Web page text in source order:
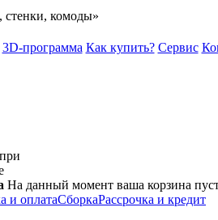
стенки, комоды»
3D-программа Как купить? Сервис
На данный момент ваша корзина
и оплатаСборкаРассрочка и кредит